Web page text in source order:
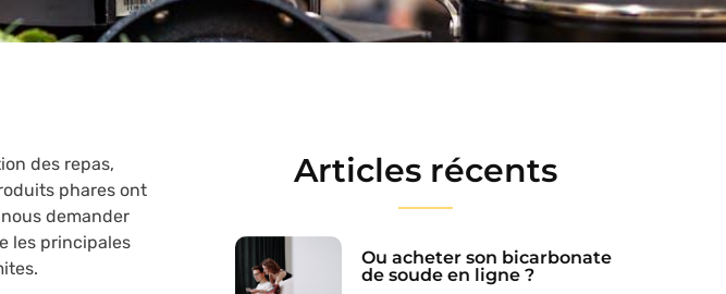
des repas,
phares ont
demander
les principales
Articles récents
Ou acheter son bicarbonate
de soude en ligne ?